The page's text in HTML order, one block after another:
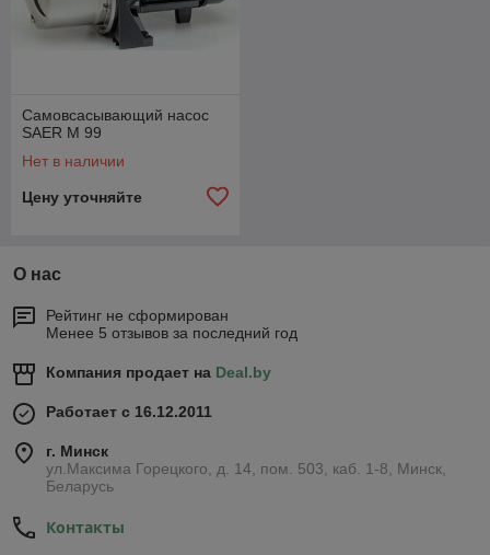
Самовсасывающий насос
SAER M 99
Нет в наличии
Цену уточняйте
О нас
Рейтинг не сформирован
Менее 5 отзывов за последний год
Компания продает на Deal.by
Работает с 16.12.2011
г. Минск
ул.Максима Горецкого, д. 14, пом. 503, каб. 1-8, Минск,
Беларусь
Контакты